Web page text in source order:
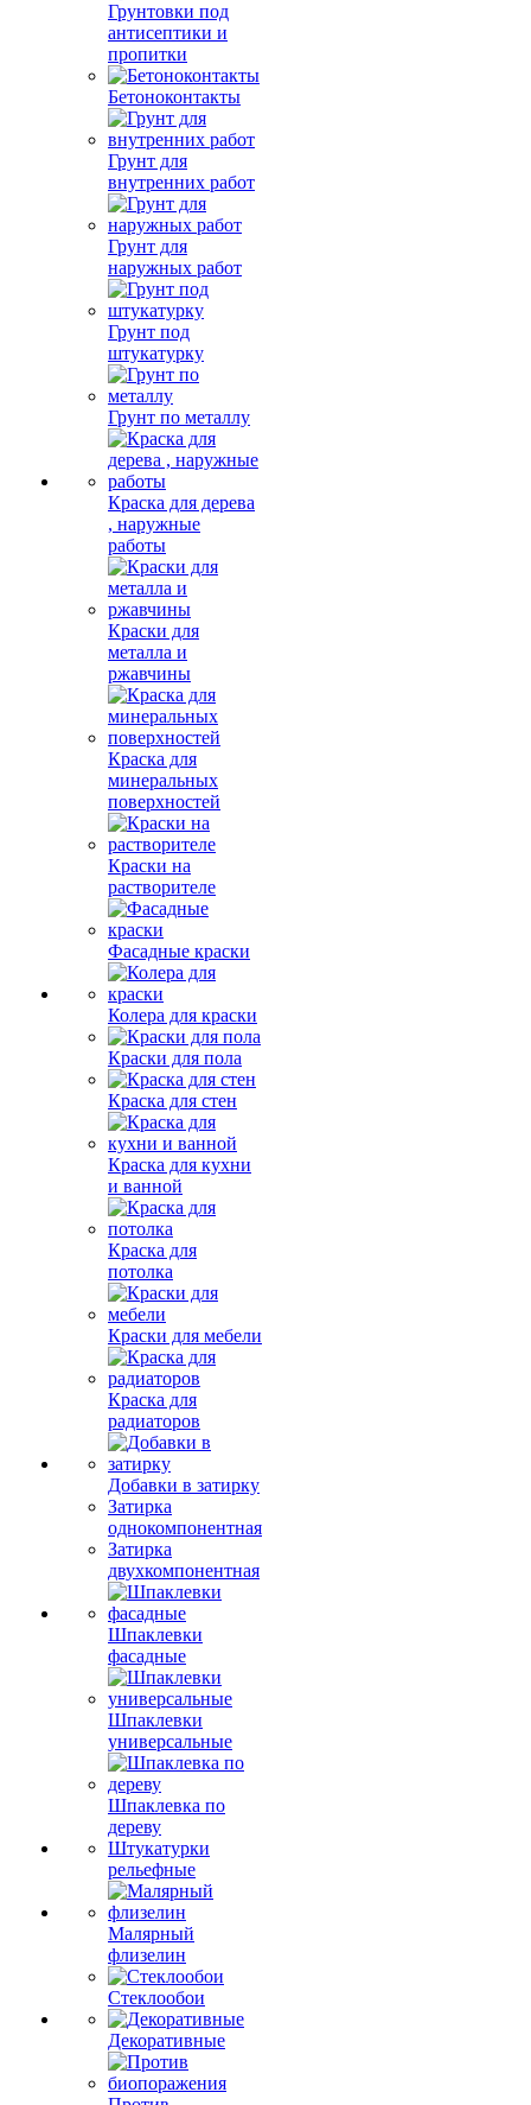
Грунтовки под
антисептики и
пропитки
Бетоноконтакты
Грунт для
внутренних работ
Грунт для
наружных работ
Грунт под
штукатурку
Грунт по металлу
Краска для дерева
, наружные
работы
Краски для
металла и
ржавчины
Краска для
минеральных
поверхностей
Краски на
растворителе
Фасадные краски
Колера для краски
Краски для пола
Краска для стен
Краска для кухни
и ванной
Краска для
потолка
Краски для мебели
Краска для
радиаторов
Добавки в затирку
Затирка
однокомпонентная
Затирка
двухкомпонентная
Шпаклевки
фасадные
Шпаклевки
универсальные
Шпаклевка по
дереву
Штукатурки
рельефные
Малярный
флизелин
Стеклообои
Декоративные